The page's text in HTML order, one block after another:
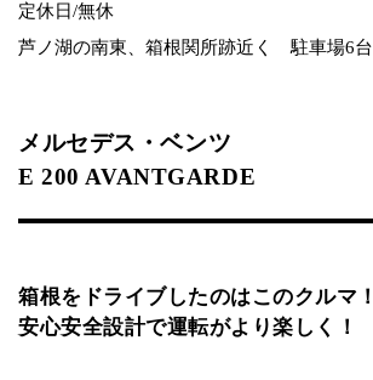
定休日/無休
芦ノ湖の南東、箱根関所跡近く 駐車場6台
メルセデス・ベンツ
E 200 AVANTGARDE
箱根をドライブしたのはこのクルマ！
安心安全設計で運転がより楽しく！